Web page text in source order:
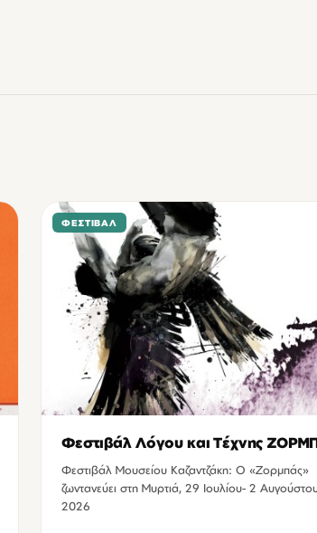
ΦΕΣΤΙΒΆΛ
Φεστιβάλ Λόγου και Τέχνης
Φεστιβάλ Μουσείου Καζαντζάκη: Ο «Ζορμπάς»
ζωντανεύει στη Μυρτιά, 29 Ιουλίου- 2
2026